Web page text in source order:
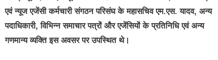
एवं न्यूज एजेंसी कर्मचारी संगठन परिसंघ के महासचिव एम.एस. यादव, अन्य
पदाधिकारी, विभिन्न समाचार पत्रों और एजेंसियों के प्रतिनिधि एवं अन्य
गणमान्य व्यक्ति इस अवसर पर उपस्थित थे।